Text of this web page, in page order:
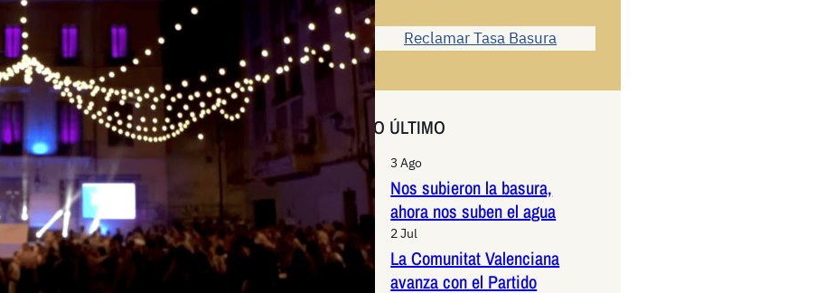
Reclamar Tasa Basura
LO ÚLTIMO
3 Ago
Nos subieron la basura,
ahora nos suben el agua
2 Jul
La Comunitat Valenciana
avanza con el Partido